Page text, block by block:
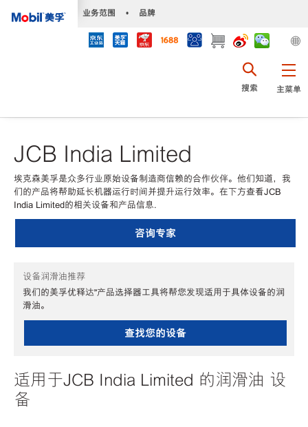
业务范围 • 品牌
主菜单
搜索
JCB India Limited
埃克森美孚是众多行业原始设备制造商信赖的合作伙伴。他们知道，我
们的产品将帮助延长机器运行时间并提升运行效率。在下方查看JCB
India Limited的相关设备和产品信息.
咨询专家
设备润滑油推荐
我们的美孚优释达℠产品选择器工具将帮您发现适用于具体设备的润
滑油。
查找您的设备
适用于JCB India Limited 的润滑油 设
备